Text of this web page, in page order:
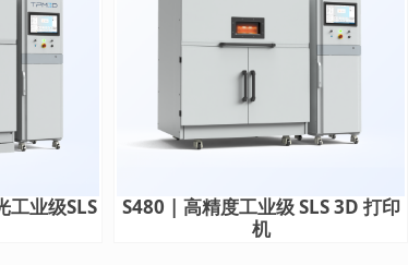
工业级SLS
S480 | 高精度工业级 SLS 3D 打印
机